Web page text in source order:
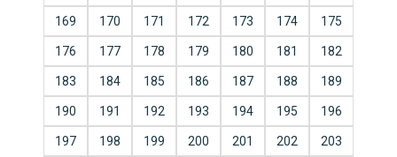
169 170 171 172 173 174 175
176 177 178 179 180 181 182
183 184 185 186 187 188 189
190 191 192 193 194 195 196
197 198 199 200 201 202 203